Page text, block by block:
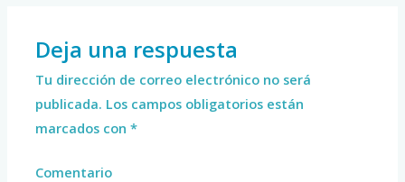
Deja una respuesta
Tu dirección de correo electrónico no será
publicada. Los campos obligatorios están
marcados con*
Comentario